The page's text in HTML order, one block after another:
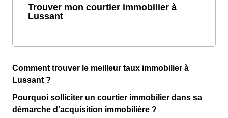
Trouver mon courtier immobilier à
Lussant
Comment trouver le meilleur taux immobilier à
Lussant ?
Pourquoi solliciter un courtier immobilier dans sa
démarche d'acquisition immobilière ?